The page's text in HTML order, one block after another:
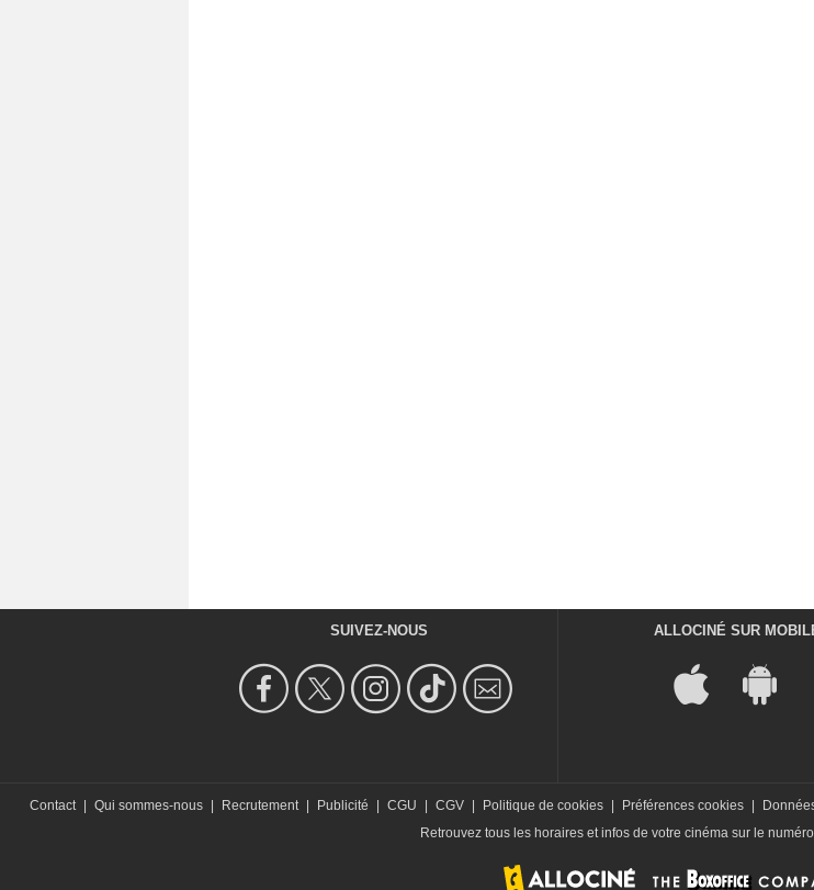
SUIVEZ-NOUS ALLOCINÉ SUR
Contact Qui sommes-nous Recrutement Publicité CGU CGV Politique de cookies Préférences cookies
Retrouvez tous les horaires et infos de votre cinéma sur le